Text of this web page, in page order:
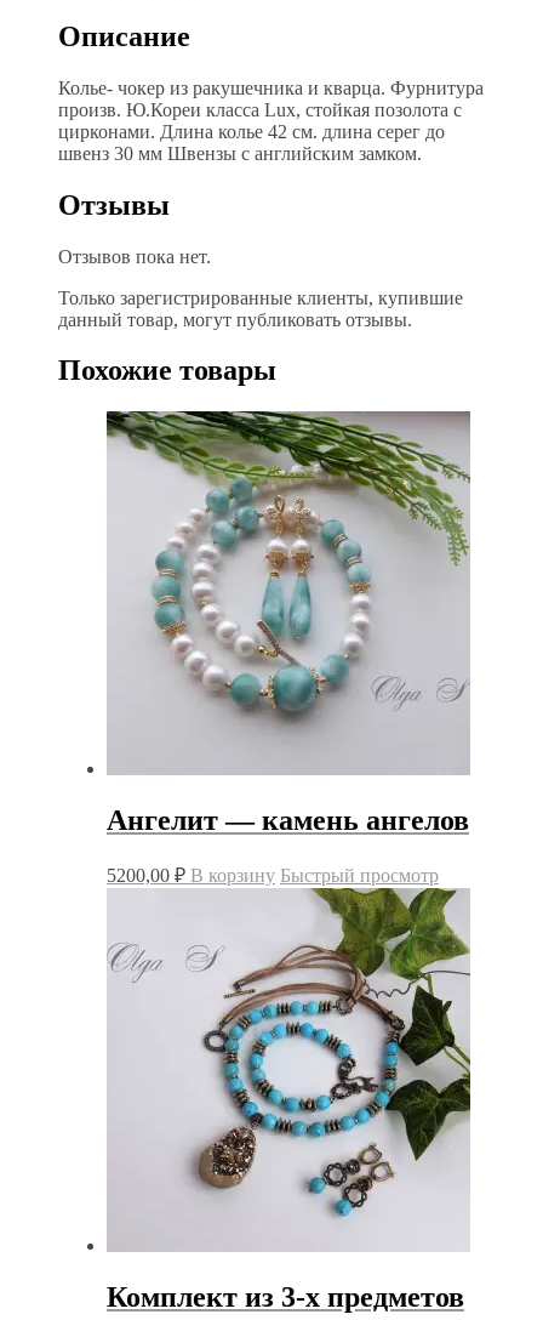
Описание
Колье- чокер из ракушечника и кварца. Фурнитура
произв. Ю.Кореи класса Lux, стойкая позолота с
цирконами. Длина колье 42 см. длина серег до
швенз 30 мм Швензы с английским замком.
Отзывы
Отзывов пока нет.
Только зарегистрированные клиенты, купившие
данный товар, могут публиковать отзывы.
Похожие товары
Ангелит — камень ангелов
5200,00 ₽ В корзину Быстрый просмотр
Комплект из 3-х предметов